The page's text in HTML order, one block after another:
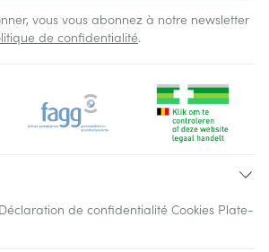
vous vous abonnez à notre newsletter
de confidentialité.
Déclaration de confidentialité Cookies Plate-